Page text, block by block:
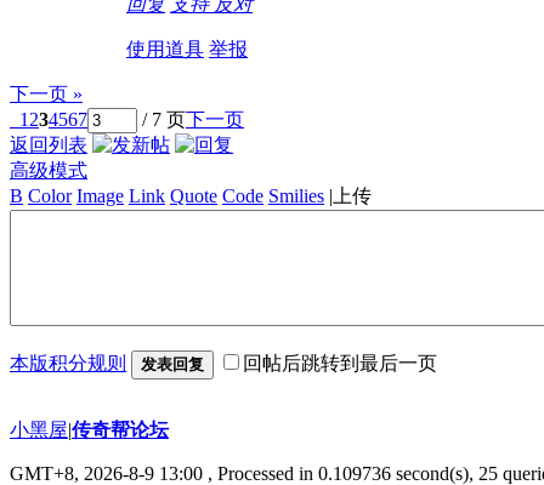
使用道具 举报
下一页 »
1 234567 / 7 页下一页
返回列表
高级模式
B Color Image Link Quote Code Smilies | 上传
本版积分规则 发表回复 回帖后跳转到最后一页
小黑屋|传奇帮论坛
GMT+8, 2026-8-9 13:00 , Processed in 0.109736 second(s), 25